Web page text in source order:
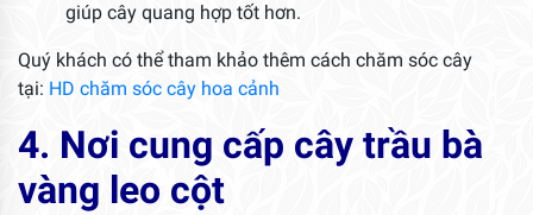
giúp cây quang hợp tốt hơn.
Quý khách có thể tham khảo thêm cách chăm sóc cây
tại: HD chăm sóc cây hoa cảnh
4. Nơi cung cấp cây trầu bà
vàng leo cột